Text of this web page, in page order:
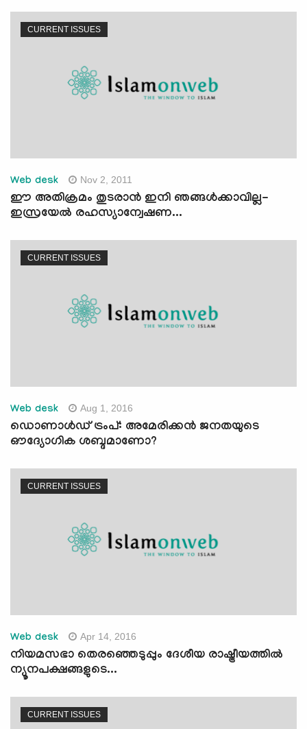
CURRENT ISSUES
Web desk Nov 2, 2011
ഈ അതിക്രമം തുടരാന്‍ ഇനി ഞങ്ങള്‍ക്കാവില്ല-
ഇസ്രയേല്‍ രഹസ്യാന്വേഷണ...
CURRENT ISSUES
Web desk Aug 1, 2016
ഡൊണാള്‍ഡ് ട്രംപ്: അമേരിക്കന്‍ ജനതയുടെ
ഔദ്യോഗിക ശബ്ദമാണോ?
CURRENT ISSUES
Web desk Apr 14, 2016
നിയമസഭാ തെരഞ്ഞെടുപ്പും ദേശീയ രാഷ്ട്രീയത്തില്‍
ന്യൂനപക്ഷങ്ങളുടെ...
CURRENT ISSUES